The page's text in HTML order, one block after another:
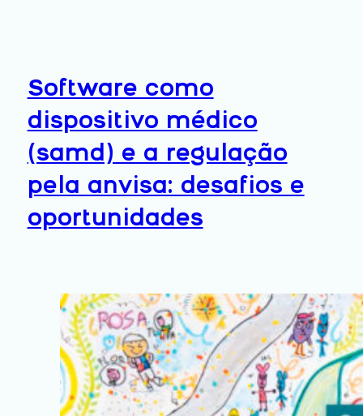
Software como
dispositivo médico
(samd) e a regulação
pela anvisa: desafios e
oportunidades